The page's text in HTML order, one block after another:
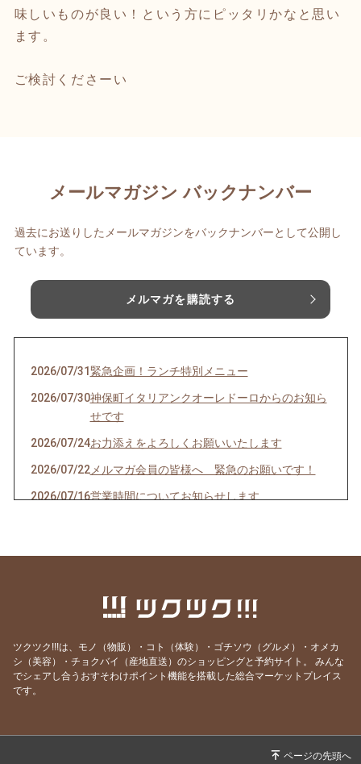
味しいものが良い！という方にピッタリかなと思い
ます。
ご検討くださーい
メールマガジン バックナンバー
過去にお送りしたメールマガジンをバックナンバーとして公開し
ています。
メルマガを購読する
2026/07/31 緊急企画！ランチ特別メニュー
2026/07/30神保町イタリアンクオーレドーロからのお知ら
せです
2026/07/24お力添えをよろしくお願いいたします
2026/07/22メルマガ会員の皆様へ 緊急のお願いです！
2026/07/16営業時間についてお知らせします
急なお知らせですみません！
2026/06/19 モモのパスタの試作を作りました
2026/06/09 先週はほとんどランチ営業ができず・・・申し
骨付き肉とクラフトビールの店 神保町イタリ
ツクツク!!!は、モノ（物販）・コト（体験）・ゴチソウ（グルメ）・オメカ
シ（美容）・チョクバイ（産地直送）のショッピングと予約サイト。
みんな
でシェアし合うおすそわけポイント機能を搭載した総合マーケットプレイス
です。